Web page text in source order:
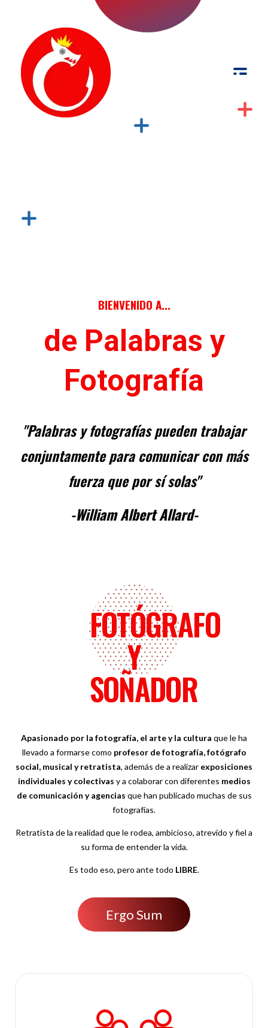
BIENVENIDO A...
de Palabras y
Fotografía
"Palabras y fotografías pueden trabajar
conjuntamente para comunicar con más
fuerza que por sí solas"
-William Albert Allard-
FOTÓGRAFO
Y
SOÑADOR
Apasionado por la fotografía, el arte y la cultura que le ha
llevado a formarse como profesor de fotografía, fotógrafo
social, musical y retratista, además de a realizar exposiciones
individuales y colectivas y a colaborar con diferentes medios
de comunicación y agencias que han publicado muchas de sus
fotografías.
Retratista de la realidad que le rodea, ambicioso, atrevido y fiel a
su forma de entender la vida.
Es todo eso, pero ante todo LIBRE.
Ergo Sum